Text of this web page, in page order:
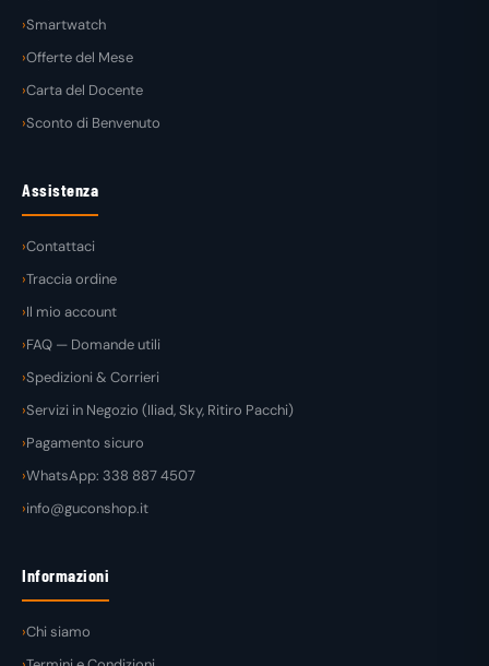
Smartwatch
Offerte del Mese
Carta del Docente
Sconto di Benvenuto
Assistenza
Contattaci
Traccia ordine
Il mio account
FAQ — Domande utili
Spedizioni & Corrieri
Servizi in Negozio (Iliad, Sky, Ritiro Pacchi)
Pagamento sicuro
WhatsApp: 338 887 4507
info@guconshop.it
Informazioni
Chi siamo